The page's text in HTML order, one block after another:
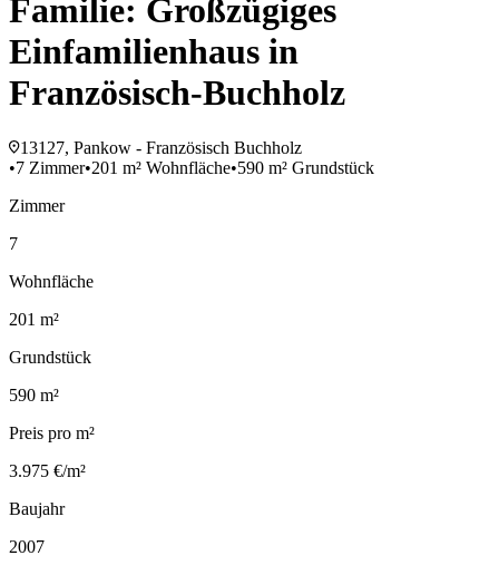
Familie: Großzügiges
Einfamilienhaus in
Französisch-Buchholz
13127, Pankow - Französisch Buchholz
•7 Zimmer•201 m² Wohnfläche•590 m² Grundstück
Zimmer
7
Wohnfläche
201 m²
Grundstück
590 m²
Preis pro m²
3.975 €/m²
Baujahr
2007